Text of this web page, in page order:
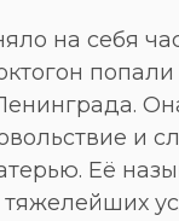
на себя
попали
и
Её
тяжелейших